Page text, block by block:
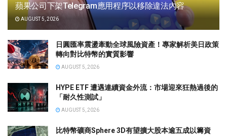
蘋果公司下架Telegram應用程序以移除違法內容
AUGUST 5, 2026
日圓匯率震盪牽動全球風險資產！專家解析美日政策
轉向對比特幣的實質影響
AUGUST 5, 2026
HYPE ETF 遭遇連續資金外流：市場迎來狂熱過後的
「耐久性測試」
AUGUST 5, 2026
比特幣礦商Sphere 3D有望擴大股本逾五成以籌資